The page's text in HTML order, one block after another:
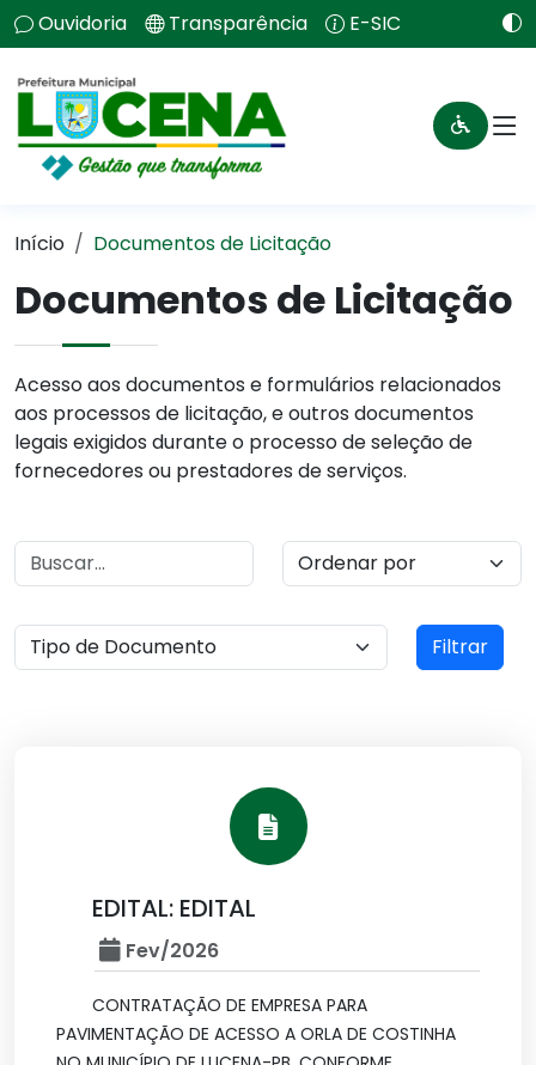
Ouvidoria Transparência E-SIC
Início Documentos de Licitação
Documentos de Licitação
Acesso aos documentos e formulários relacionados
aos processos de licitação, e outros documentos
legais exigidos durante o processo de seleção de
fornecedores ou prestadores de serviços.
Filtrar
EDITAL: EDITAL
Fev/2026
CONTRATAÇÃO DE EMPRESA PARA
PAVIMENTAÇÃO DE ACESSO A ORLA DE COSTINHA